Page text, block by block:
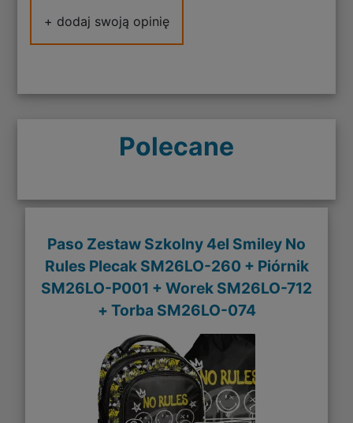
+ dodaj swoją opinię
Polecane
Paso Zestaw Szkolny 4el Smiley No
Rules Plecak SM26LO-260 + Piórnik
SM26LO-P001 + Worek SM26LO-712
+ Torba SM26LO-074